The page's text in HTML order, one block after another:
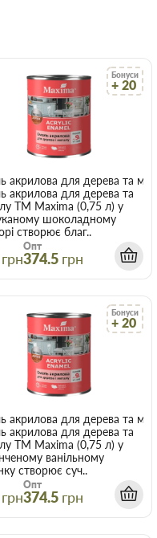
попелясто-матовий
Бонуси
+ 20
акрилова для дерева та
акрилова для дерева та
ТМ Maxima (0,75 л) у
шоколадному
створює благ..
грн
Опт
374.5 грн
біла, шовковисто-матова,
Бонуси
+ 20
акрилова для дерева та
акрилова для дерева та
ТМ Maxima (0,75 л) у
ванільному
створює суч..
грн
Опт
374.5 грн